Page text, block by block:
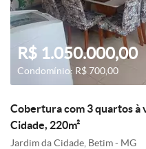
R$ 1.050.000,00
Condomínio: R$ 700,00
Cobertura com 3 quartos à
Cidade, 220m²
Jardim da Cidade, Betim - MG